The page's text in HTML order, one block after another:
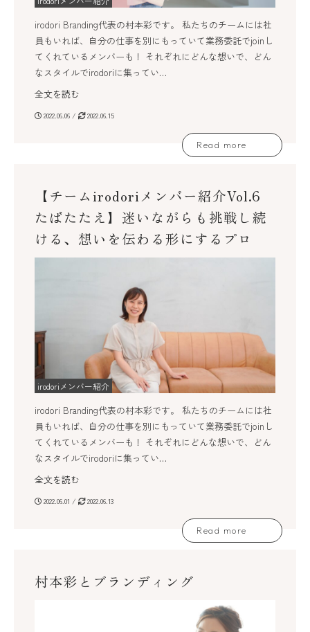
irodori Branding代表の村本彩です。 私たちのチームには社
員もいれば、自分の仕事を別にもっていて業務委託でjoinし
てくれているメンバーも！ それぞれにどんな想いで、どん
なスタイルでirodoriに集ってい…
全文を読む
2022.06.06 / 2022.06.15
Read more
【チームirodoriメンバー紹介Vol.6
たばたたえ】迷いながらも挑戦し続
ける、想いを伝わる形にするプロ
irodoriメンバー紹介
irodori Branding代表の村本彩です。 私たちのチームには社
員もいれば、自分の仕事を別にもっていて業務委託でjoinし
てくれているメンバーも！ それぞれにどんな想いで、どん
なスタイルでirodoriに集ってい…
全文を読む
2022.06.01 / 2022.06.13
Read more
村本彩とブランディング